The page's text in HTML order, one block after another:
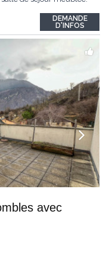
qui habite au 4e étage.
DEMANDE
D'INFOS
avec